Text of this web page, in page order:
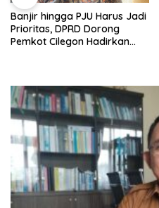
Banjir hingga PJU Harus Jadi
Prioritas, DPRD Dorong
Pemkot Cilegon Hadirkan